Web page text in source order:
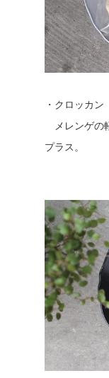
・クロッカ
メレンゲの
プラス。